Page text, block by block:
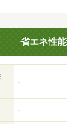
省エネ性能
-
-